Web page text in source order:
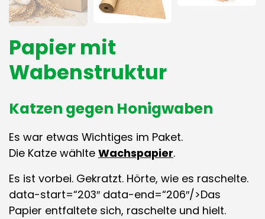
Papier mit
Wabenstruktur
Katzen gegen Honigwaben
Es war etwas Wichtiges im Paket.
Die Katze wählte Wachspapier.
Es ist vorbei. Gekratzt. Hörte, wie es raschelte.
data-start=“203″ data-end=“206″/>Das
Papier entfaltete sich, raschelte und hielt.